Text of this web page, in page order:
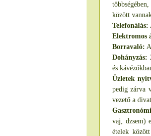
között
Telefonálás:
Elektromos
Borravaló:
Dohányzás:
és
Üzletek
pedig zárva
vezető a
vaj, dzsem)
ételek